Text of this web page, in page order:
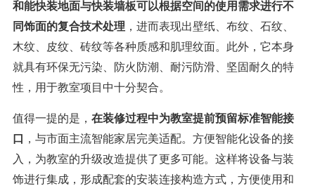
和能快装地面与快装墙板可以根据空间的使用需求进行不
同饰面的复合技术处理 ，进而表现出壁纸、布纹、石纹、
木纹、皮纹、砖纹等各种质感和肌理纹面。此外，它本身
就具有环保无污染、防火防潮、耐污防滑、坚固耐久的特
性，用于教室项目中十分契合。
值得一提的是， 在装修过程中为教室提前预留标准智能接
口
，与市面主流智能家居完美适配。方便智能化设备的接
入，为教室的升级改造提供了更多可能。这样将设备与装
饰进行集成，形成配套的安装连接构造方式，方便使用和